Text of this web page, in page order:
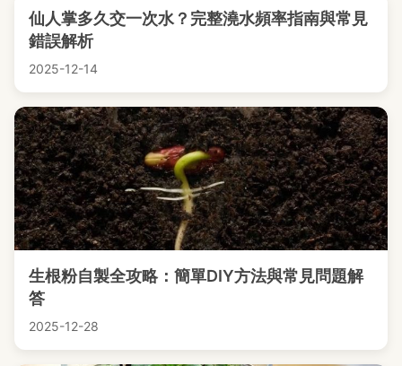
仙人掌多久交一次水？完整澆水頻率指南與常見
錯誤解析
2025-12-14
生根粉自製全攻略：簡單DIY方法與常見問題解
答
2025-12-28